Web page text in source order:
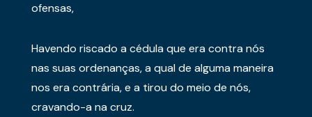
ofensas,
Havendo riscado a cédula que era contra nós
nas suas ordenanças, a qual de alguma maneira
nos era contrária, e a tirou do meio de nós,
cravando-a na cruz.